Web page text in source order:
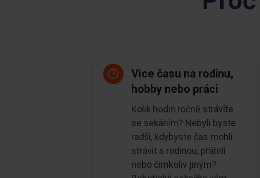
Více času na rodinu,
hobby nebo práci
Kolik hodin ročně strávíte
se sekáním? Nebyli byste
radši, kdybyste čas mohli
strávit s rodinou, přáteli
nebo čímkoliv jiným?